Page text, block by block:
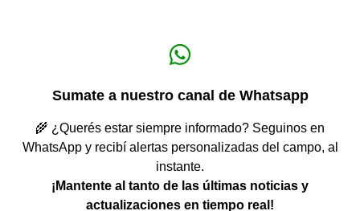
Sumate a nuestro canal de Whatsapp
🌾 ¿Querés estar siempre informado? Seguinos en
WhatsApp y recibí alertas personalizadas del campo, al
instante.
¡Mantente al tanto de las últimas noticias y
actualizaciones en tiempo real!